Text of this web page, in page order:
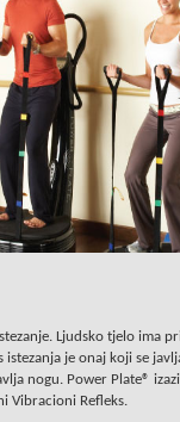
Ljudsko tjelo ima
istezanja je onaj koji se
nogu. Power Plate®
Vibracioni Refleks.